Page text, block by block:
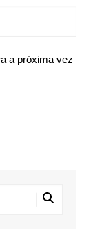
a próxima vez